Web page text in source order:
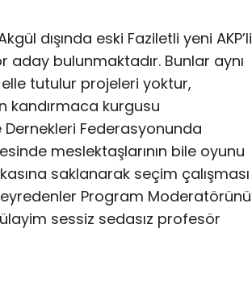
dışında eski Faziletli yeni AKP’li
bulunmaktadır. Bunlar aynı
tutulur projeleri yoktur,
kandırmaca kurgusu
Dernekleri Federasyonunda
meslektaşlarının bile oyunu
saklanarak seçim çalışması
Program Moderatörünü
sessiz sedasız profesör